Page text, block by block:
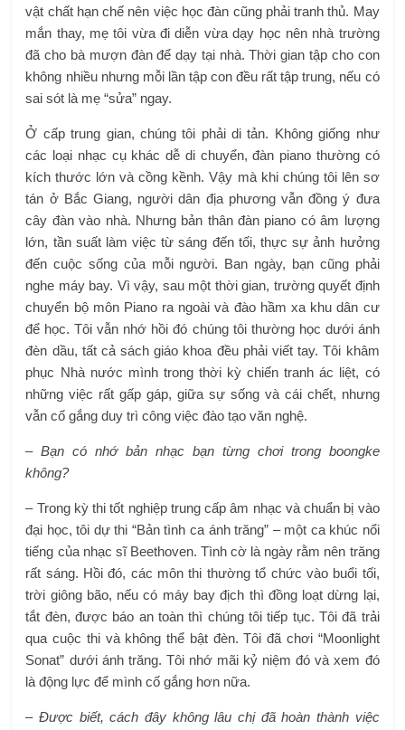
vật chất hạn chế nên việc học đàn cũng phải tranh thủ. May
mắn thay, mẹ tôi vừa đi diễn vừa dạy học nên nhà trường
đã cho bà mượn đàn để dạy tại nhà. Thời gian tập cho con
không nhiều nhưng mỗi lần tập con đều rất tập trung, nếu có
sai sót là mẹ “sửa” ngay.
Ở cấp trung gian, chúng tôi phải di tản. Không giống như
các loại nhạc cụ khác dễ di chuyển, đàn piano thường có
kích thước lớn và cồng kềnh. Vậy mà khi chúng tôi lên sơ
tán ở Bắc Giang, người dân địa phương vẫn đồng ý đưa
cây đàn vào nhà. Nhưng bản thân đàn piano có âm lượng
lớn, tần suất làm việc từ sáng đến tối, thực sự ảnh hưởng
đến cuộc sống của mỗi người. Ban ngày, bạn cũng phải
nghe máy bay. Vì vậy, sau một thời gian, trường quyết định
chuyển bộ môn Piano ra ngoài và đào hầm xa khu dân cư
để học. Tôi vẫn nhớ hồi đó chúng tôi thường học dưới ánh
đèn dầu, tất cả sách giáo khoa đều phải viết tay. Tôi khâm
phục Nhà nước mình trong thời kỳ chiến tranh ác liệt, có
những việc rất gấp gáp, giữa sự sống và cái chết, nhưng
vẫn cố gắng duy trì công việc đào tạo văn nghệ.
– Bạn có nhớ bản nhạc bạn từng chơi trong boongke
không?
– Trong kỳ thi tốt nghiệp trung cấp âm nhạc và chuẩn bị vào
đại học, tôi dự thi “Bản tình ca ánh trăng” – một ca khúc nổi
tiếng của nhạc sĩ Beethoven. Tình cờ là ngày rằm nên trăng
rất sáng. Hồi đó, các môn thi thường tổ chức vào buổi tối,
trời giông bão, nếu có máy bay địch thì đồng loạt dừng lại,
tắt đèn, được báo an toàn thì chúng tôi tiếp tục. Tôi đã trải
qua cuộc thi và không thể bật đèn. Tôi đã chơi “Moonlight
Sonat” dưới ánh trăng. Tôi nhớ mãi kỷ niệm đó và xem đó
là động lực để mình cố gắng hơn nữa.
– Được biết, cách đây không lâu chị đã hoàn thành việc